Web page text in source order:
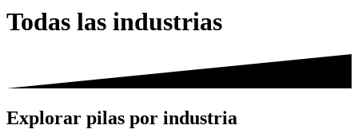
Todas las industrias
Explorar pilas por industria